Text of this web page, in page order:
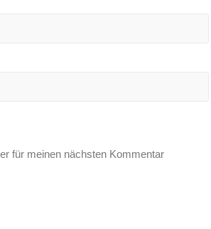
für meinen nächsten Kommentar